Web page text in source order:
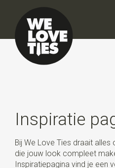
Inspiratie
Bij We Love Ties draait
die jouw look compleet
Inspiratiepagina vind je een